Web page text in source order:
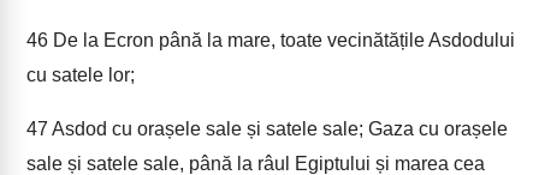
46 De la Ecron până la mare, toate vecinătățile Asdodului
cu satele lor;
47 Asdod cu orașele sale și satele sale; Gaza cu orașele
sale și satele sale, până la râul Egiptului și marea cea